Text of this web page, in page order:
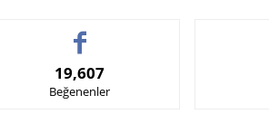
19,607
Beğenenler